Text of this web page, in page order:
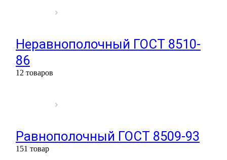
Неравнополочный ГОСТ 8510-
86
12 товаров
Равнополочный ГОСТ 8509-93
151 товар